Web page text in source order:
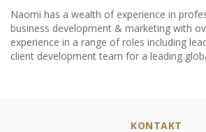
Naomi has a wealth of experience in
business development & marketing with
experience in a range of roles including
client development team for a leading
KONTAKT